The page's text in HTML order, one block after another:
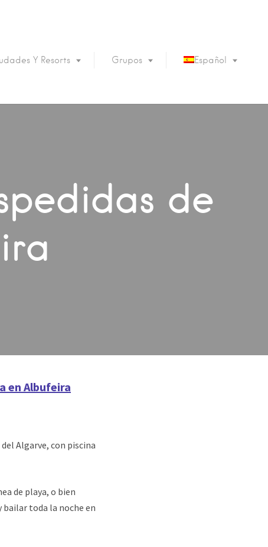
Y Resorts Grupos Español
de
en Albufeira
Algarve, con piscina
de playa, o bien
bailar toda la noche en